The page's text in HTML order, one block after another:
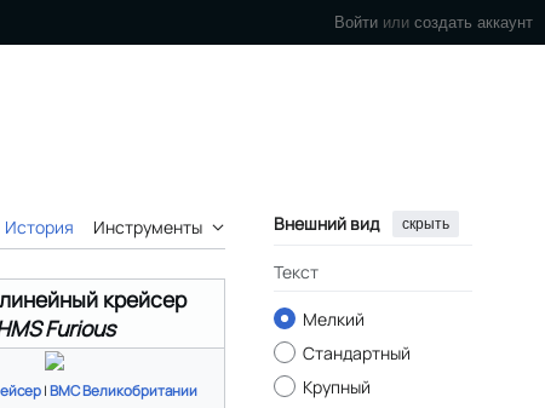
Войти или создать аккаунт
История Инструменты Внешний вид скрыть
Текст
Мелкий
Стандартный
Крупный
крейсер
Furious
| ВМС Великобритании